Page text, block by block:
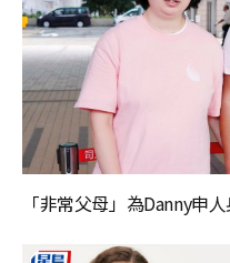
「非常父母」為Danny申